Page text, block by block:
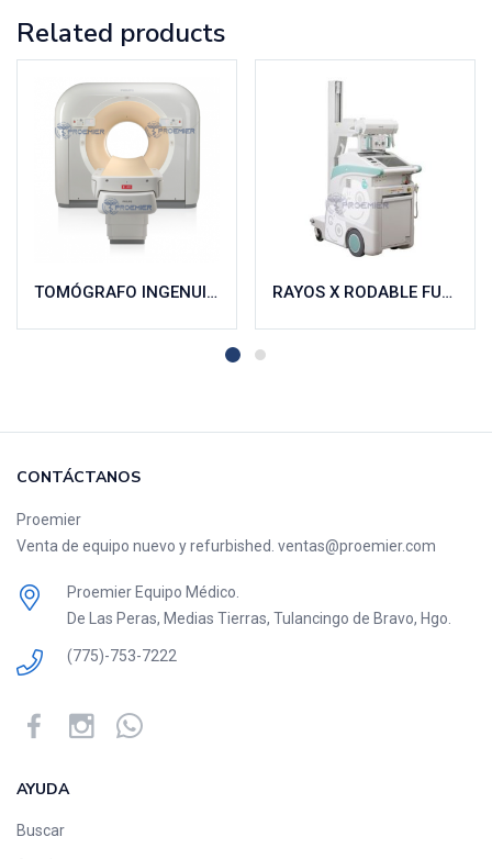
Related products
TOMÓGRAFO INGENUITY 64 RAYOS X RODABLE FUJI GO 2
CONTÁCTANOS
Proemier
Venta de equipo nuevo y refurbished. ventas@proemier.com
Proemier Equipo Médico.
De Las Peras, Medias Tierras, Tulancingo de Bravo, Hgo.
(775)-753-7222
AYUDA
Buscar